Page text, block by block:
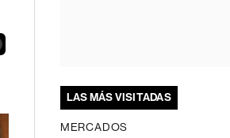
LAS MÁS VISITADAS
MERCADOS